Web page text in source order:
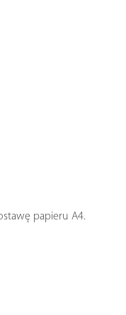
papieru A4.